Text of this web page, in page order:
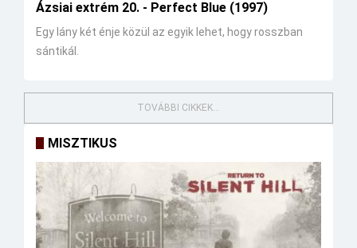
Ázsiai extrém 20. - Perfect Blue (1997)
Egy lány két énje közül az egyik lehet, hogy rosszban
sántikál.
TOVÁBBI CIKKEK...
MISZTIKUS